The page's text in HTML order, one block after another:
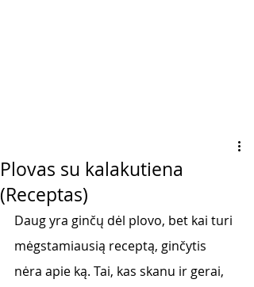
Plovas su kalakutiena
(Receptas)
Daug yra ginčų dėl plovo, bet kai turi
mėgstamiausią receptą, ginčytis
nėra apie ką. Tai, kas skanu ir gerai,